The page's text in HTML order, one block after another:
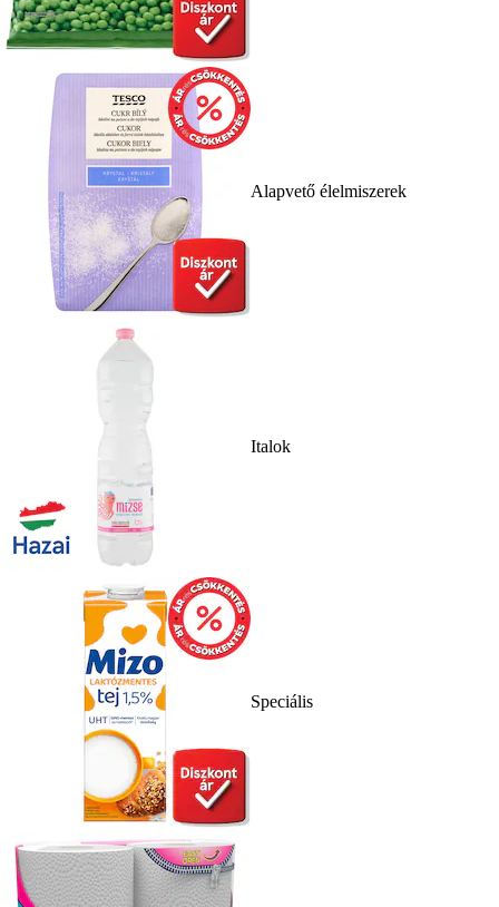
Alapvető élelmiszerek
Italok
Speciális